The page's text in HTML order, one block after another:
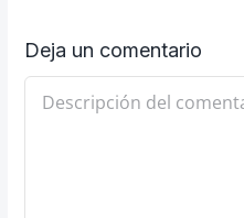
Deja un comentario
Comentario